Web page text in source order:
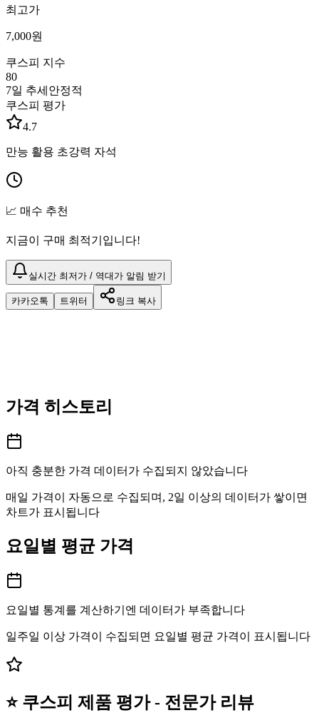
최고가
7,000원
쿠스피 지수
80
7일 추세 안정적
쿠스피 평가
4.7
만능 활용 초강력 자석
📈 매수 추천
지금이 구매 최적기입니다!
실시간 최저가 / 역대가 알림 받기
카카오톡 트위터 링크 복사
가격 히스토리
아직 충분한 가격 데이터가 수집되지 않았습니다
매일 가격이 자동으로 수집되며, 2일 이상의 데이터가 쌓이면
차트가 표시됩니다
요일별 평균 가격
요일별 통계를 계산하기엔 데이터가 부족합니다
일주일 이상 가격이 수집되면 요일별 평균 가격이 표시됩니다
⭐ 쿠스피 제품 평가 - 전문가 리뷰